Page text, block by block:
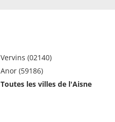
Vervins (02140)
Anor (59186)
Toutes les villes de l'Aisne